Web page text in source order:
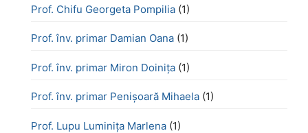
Prof. Chifu Georgeta Pompilia (1)
Prof. înv. primar Damian Oana (1)
Prof. înv. primar Miron Doinița (1)
Prof. înv. primar Penișoară Mihaela (1)
Prof. Lupu Luminița Marlena (1)